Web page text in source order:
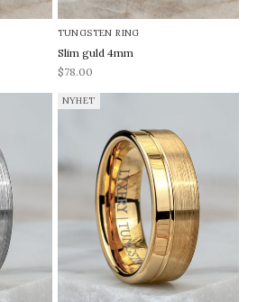
TUNGSTEN RING
Slim guld 4mm
REA-pris
$78.00
NYHET